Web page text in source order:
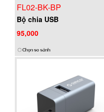
FL02-BK-BP
Bộ chia USB
95,000